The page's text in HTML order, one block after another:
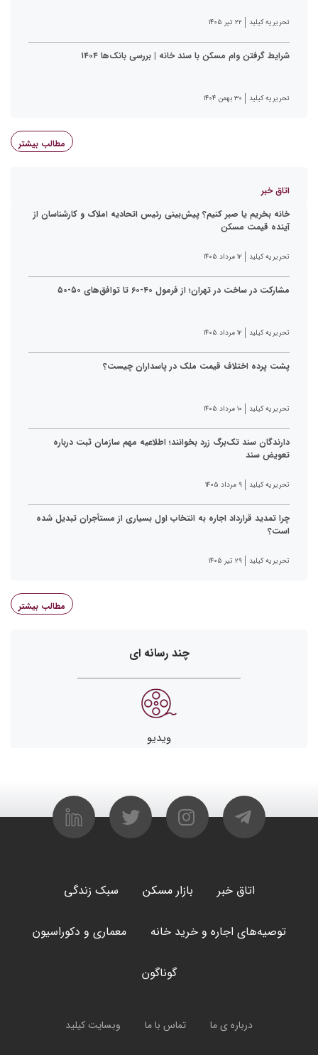
تحریریه کیلید ۲۲ تیر ۱۴۰۵
شرایط گرفتن وام مسکن با سند خانه | بررسی بانک‌ها ۱۴۰۴
تحریریه کیلید ۳۰ بهمن ۱۴۰۴
مطالب بیشتر
اتاق خبر
خانه بخریم یا صبر کنیم؟ پیش‌بینی رئیس اتحادیه املاک و کارشناسان از
آینده قیمت مسکن
تحریریه کیلید ۱۲ مرداد ۱۴۰۵
مشارکت در ساخت در تهران؛ از فرمول ۴۰-۶۰ تا توافق‌های ۵۰-۵۰
تحریریه کیلید ۱۲ مرداد ۱۴۰۵
پشت پرده اختلاف قیمت ملک در پاسداران چیست؟
تحریریه کیلید ۱۰ مرداد ۱۴۰۵
دارندگان سند تک‌برگ زرد بخوانند؛ اطلاعیه مهم سازمان ثبت درباره
تعویض سند
تحریریه کیلید ۹ مرداد ۱۴۰۵
چرا تمدید قرارداد اجاره به انتخاب اول بسیاری از مستأجران تبدیل شده
است؟
تحریریه کیلید ۲۹ تیر ۱۴۰۵
مطالب بیشتر
چند رسانه ای
ویدیو
اتاق خبر بازار مسکن سبک زندگی
توصیه‌های اجاره و خرید خانه معماری و دکوراسیون
گوناگون
درباره ی ما تماس با ما وبسایت کیلید